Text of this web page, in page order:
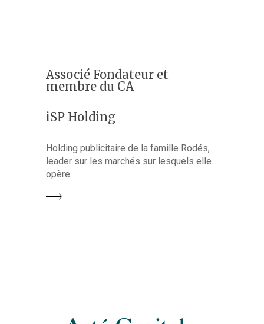
Associé Fondateur et
membre du CA
iSP Holding
Holding publicitaire de la famille Rodés,
leader sur les marchés sur lesquels elle
opère.